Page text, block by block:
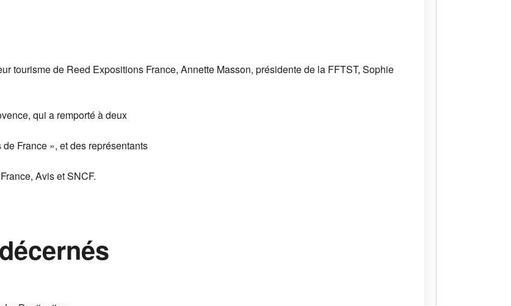
tourisme de Reed Expositions France, Annette Masson, présidente de la FFTST, Sophie
qui a remporté à deux
France », et des représentants
Avis et SNCF.